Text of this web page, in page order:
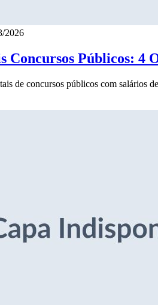
2026
Concursos Públicos: 4
de concursos públicos com salários